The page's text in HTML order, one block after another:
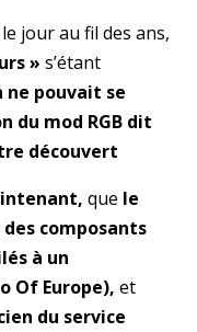
jour au fil des ans,
» s’étant
ne pouvait se
du mod RGB dit
découvert
que le
composants
à un
Of Europe), et
du service